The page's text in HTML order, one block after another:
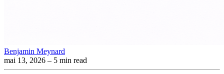
Benjamin Meynard
mai 13, 2026 – 5 min read